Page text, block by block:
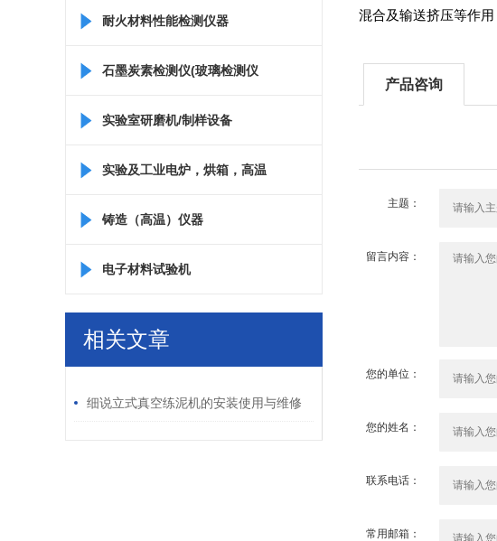
仪/比热容测定仪
耐火材料性能检测仪器
石墨炭素检测仪(玻璃检测仪
器)
实验室研磨机/制样设备
实验及工业电炉，烘箱，高温
箱
铸造（高温）仪器
电子材料试验机
相关文章
细说立式真空练泥机的安装使用与维修
混合及输送挤压等作用
产品咨询
主题：
留言内容：
您的单位：
您的姓名：
联系电话：
常用邮箱：